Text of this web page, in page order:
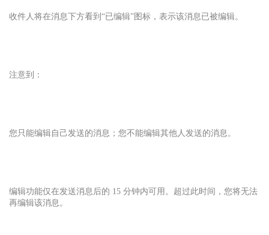
收件人将在消息下方看到“已编辑”图标，表示该消息已被编辑。
注意到：
您只能编辑自己发送的消息；您不能编辑其他人发送的消息。
编辑功能仅在发送消息后的 15 分钟内可用。超过此时间，您将无法
再编辑该消息。